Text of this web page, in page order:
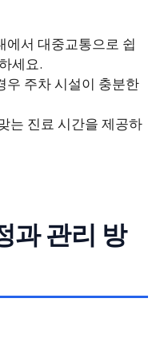
에서 대중교통으로 쉽
세요.
우 주차 시설이 충분한
는 진료 시간을 제공하
과 관리 방